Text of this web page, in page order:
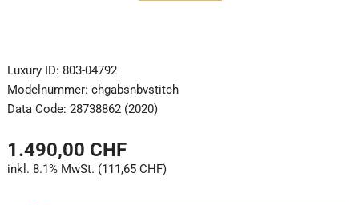
Luxury ID: 803-04792
Modelnummer: chgabsnbvstitch
Data Code: 28738862 (2020)
1.490,00 CHF
inkl. 8.1% MwSt. (111,65 CHF)